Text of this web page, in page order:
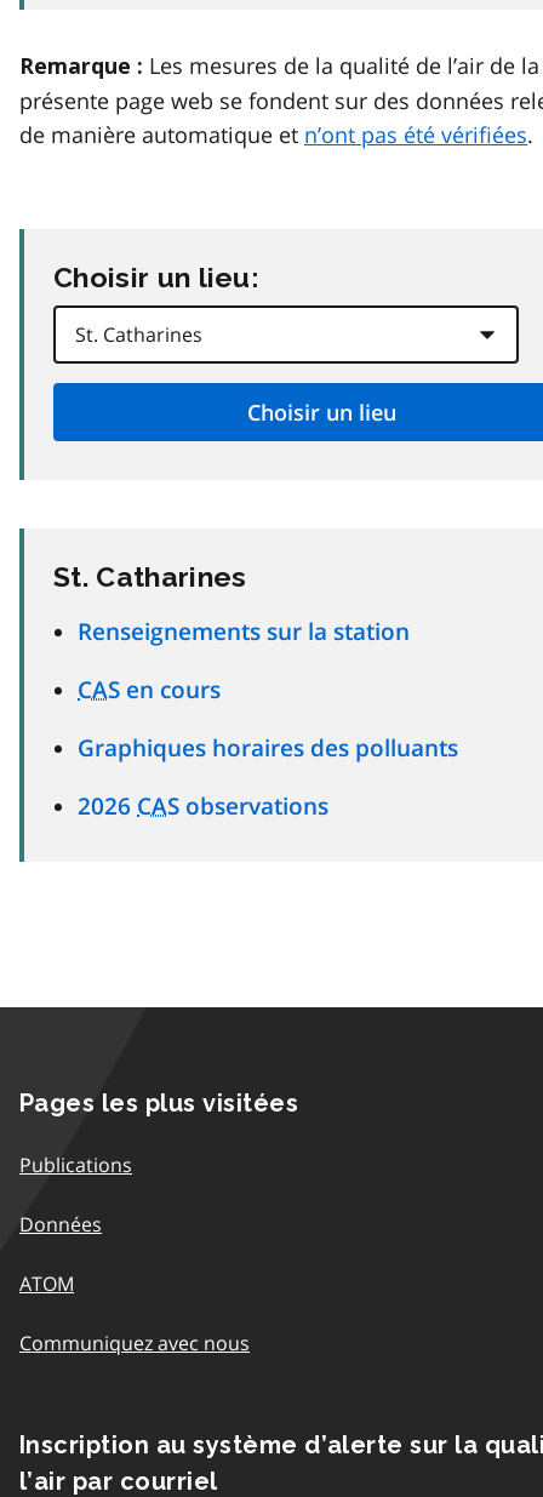
Remarque : Les mesures de la qualité de l’air de la
présente page web se fondent sur des données
de manière automatique et n’ont pas été vérifiées.
Choisir un lieu:
St. Catharines
Renseignements sur la station
CAS en cours
Graphiques horaires des polluants
2026 CAS observations
Pages les plus visitées
Publications
Données
ATOM
Communiquez avec nous
Inscription au système d’alerte sur la
l’air par courriel